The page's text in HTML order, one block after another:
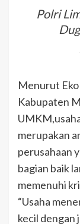
Polri
Menurut
Kabupaten
merupakan
perusahaan
bagian baik
memenuhi
“Usaha
kecil dengan